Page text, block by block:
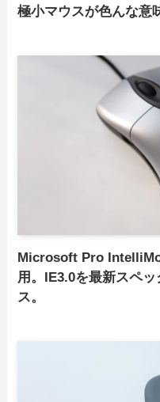
極小マウスが色んな意
Microsoft Pro
用。IE3.0を最新スペ
ス。